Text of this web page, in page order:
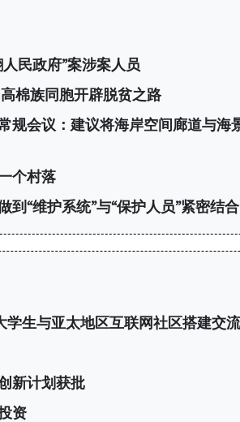
民政府”案涉案人员
棉族同胞开辟脱贫之路
规会议：建议将海岸空间廊道与海
个村落
到“维护系统”与“保护人员”紧密结合
学生与亚太地区互联网社区搭建交
新计划获批
资